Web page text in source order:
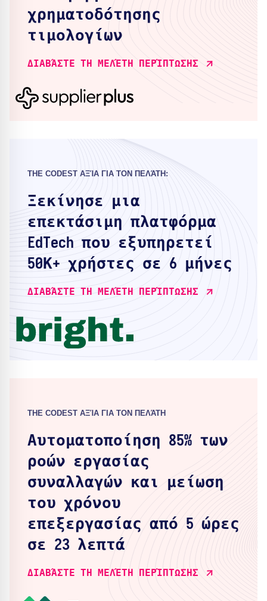
χρηματοδότησης
τιμολογίων
ΔΙΑΒΆΣΤΕ ΤΗ ΜΕΛΈΤΗ ΠΕΡΊΠΤΩΣΗΣ
THE CODEST ΑΞΊΑ ΓΙΑ ΤΟΝ ΠΕΛΆΤΗ:
Ξεκίνησε μια
επεκτάσιμη πλατφόρμα
EdTech που εξυπηρετεί
50Κ+ χρήστες σε 6 μήνες
ΔΙΑΒΆΣΤΕ ΤΗ ΜΕΛΈΤΗ ΠΕΡΊΠΤΩΣΗΣ
THE CODEST ΑΞΊΑ ΓΙΑ ΤΟΝ ΠΕΛΆΤΗ
Αυτοματοποίηση 85% των
ροών εργασίας
συναλλαγών και μείωση
του χρόνου
επεξεργασίας από 5 ώρες
σε 23 λεπτά
ΔΙΑΒΆΣΤΕ ΤΗ ΜΕΛΈΤΗ ΠΕΡΊΠΤΩΣΗΣ